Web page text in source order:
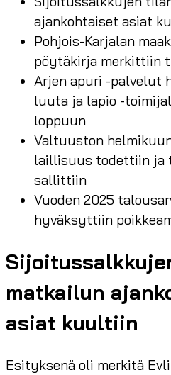
ajankohtaiset asiat
Pohjois-Karjalan
pöytäkirja merkittiin
Arjen apuri -palvelut
luuta ja lapio -
loppuun
Valtuuston
laillisuus todettiin ja
sallittiin
Vuoden 2025
hyväksyttiin
matkailun
asiat kuultiin
Esityksenä oli merkitä